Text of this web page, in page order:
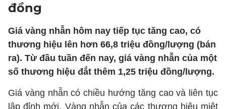
đồng
Giá vàng nhẫn hôm nay tiếp tục tăng cao, có
thương hiệu lên hơn 66,8 triệu đồng/lượng (bán
ra). Từ đầu tuần đến nay, giá vàng nhẫn của một
số thương hiệu đắt thêm 1,25 triệu đồng/lượng.
Giá vàng nhẫn có chiều hướng tăng cao và liên tục
lập đỉnh mới. Vàng nhẫn của các thương hiệu miệt